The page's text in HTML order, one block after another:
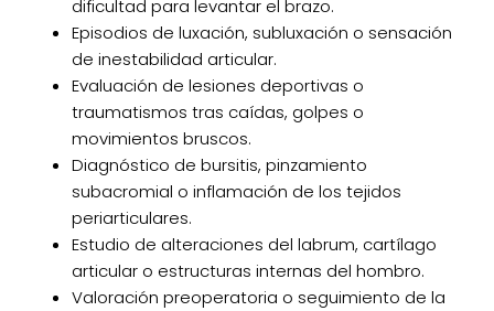
dificultad para levantar el brazo.
Episodios de luxación, subluxación o sensación
de inestabilidad articular.
Evaluación de lesiones deportivas o
traumatismos tras caídas, golpes o
movimientos bruscos.
Diagnóstico de bursitis, pinzamiento
subacromial o inflamación de los tejidos
periarticulares.
Estudio de alteraciones del labrum, cartílago
articular o estructuras internas del hombro.
Valoración preoperatoria o seguimiento de la